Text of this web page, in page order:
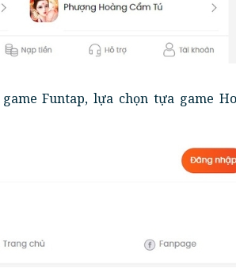
Funtap, lựa chọn tựa game